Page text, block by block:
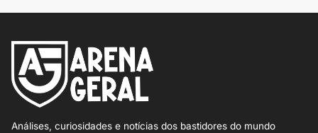
Análises, curiosidades e notícias dos bastidores do mundo